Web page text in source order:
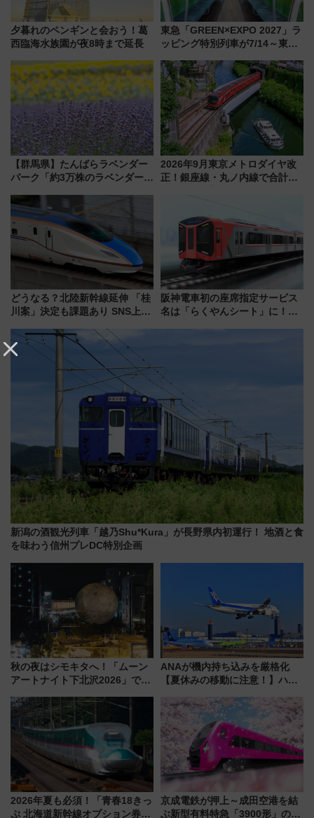
夕暮れのペンギンと会おう！葛
西臨海水族園が夜8時まで延長
東急「GREEN×EXPO 2027」ラ
ッピング特別列車が7/14～東
ー！ 注目の編成やデザインまと
め
【群馬県】たんばらラベンダー
パーク「約3万株のラベンダー」
で都心から約1時間半で夏の絶景
を！
2026年9月東京メトロダイヤ改
正！銀座線・丸ノ内線で合計
どうなる？北陸新幹線延伸 「桂
川案」決定も課題あり SNS上の
阪神電車初の座席指定サービス
名は「らくやんシート」に！新
新潟の酒観光列車「越乃Shu*Kura」が長野県内初運行！ 地酒と食
を味わう信州プレDC特別企画
秋の夜はシモキタへ！「ムーン
アートナイト下北沢2026」でイ
を満喫しよう
ANAが機内持ち込みを厳格化
【夏休みの移動に注意！】ハン
「身の回り品」新サイズ制限
(40×30×20cm)おさらい
2026年夏も必須！「青春18きっ
ぷ 北海道新幹線オプション券」
京成電鉄が押上～成田空港を結
ぶ新型有料特急「3900形」のコ